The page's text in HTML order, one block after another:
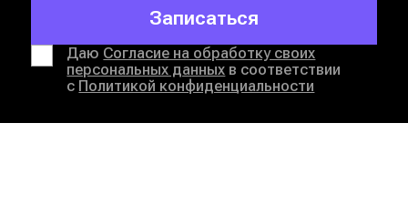
Записаться
Даю Согласие на обработку своих
персональных данных в соответствии
с Политикой конфиденциальности